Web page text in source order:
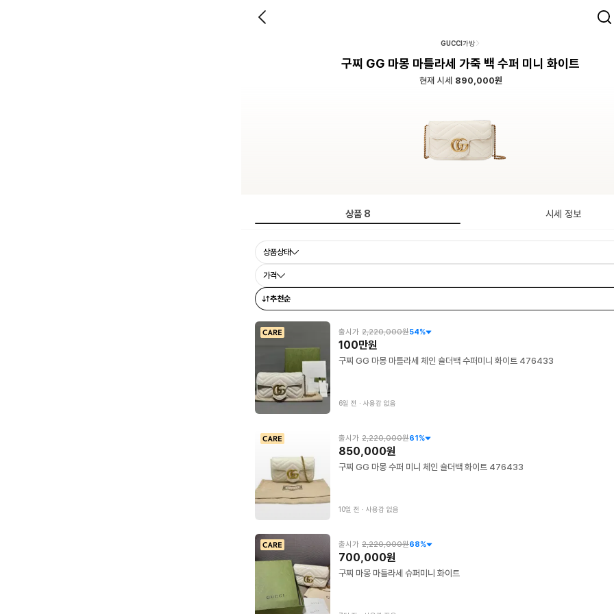
GUCCI가방
구찌 GG 마몽 마틀라세 가죽 백 수퍼 미니 화이트
현재 시세 890,000원
상품8 시세 정보
상품상태
가격
추천순
출시가 2,220,000원54%
100만원
구찌 GG 마몽 마틀라세 체인 숄더백 수퍼미니 화이트 476433
6일 전 ∙ 사용감 없음
출시가 2,220,000원61%
850,000원
구찌 GG 마몽 수퍼 미니 체인 숄더백 화이트 476433
10일 전 ∙ 사용감 없음
출시가 2,220,000원68%
700,000원
구찌 마몽 마틀라세 슈퍼미니 화이트